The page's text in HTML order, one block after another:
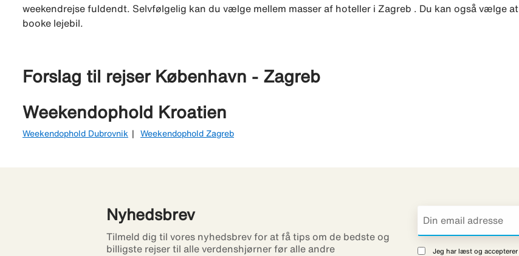
weekendrejse fuldendt. Selvfølgelig kan du vælge mellem masser af hoteller i Zagreb . Du kan også vælge at
booke lejebil.
Forslag til rejser København - Zagreb
Weekendophold Kroatien
Weekendophold Dubrovnik Weekendophold Zagreb
Nyhedsbrev
Tilmeld dig til vores nyhedsbrev for at få tips om de bedste og
billigste rejser til alle verdenshjørner før alle andre
Jeg har læst og accepterer